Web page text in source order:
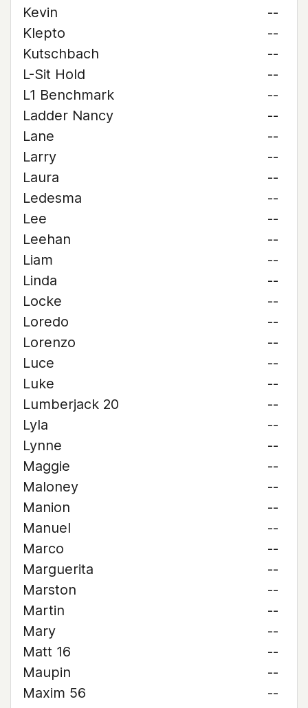
Kevin
--
Klepto
--
Kutschbach
--
L-Sit Hold
--
L1 Benchmark
--
Ladder Nancy
--
Lane
--
Larry
--
Laura
--
Ledesma
--
Lee
--
Leehan
--
Liam
--
Linda
--
Locke
--
Loredo
--
Lorenzo
--
Luce
--
Luke
--
Lumberjack 20
--
Lyla
--
Lynne
--
Maggie
--
Maloney
--
Manion
--
Manuel
--
Marco
--
Marguerita
--
Marston
--
Martin
--
Mary
--
Matt 16
--
Maupin
--
Maxim 56
--